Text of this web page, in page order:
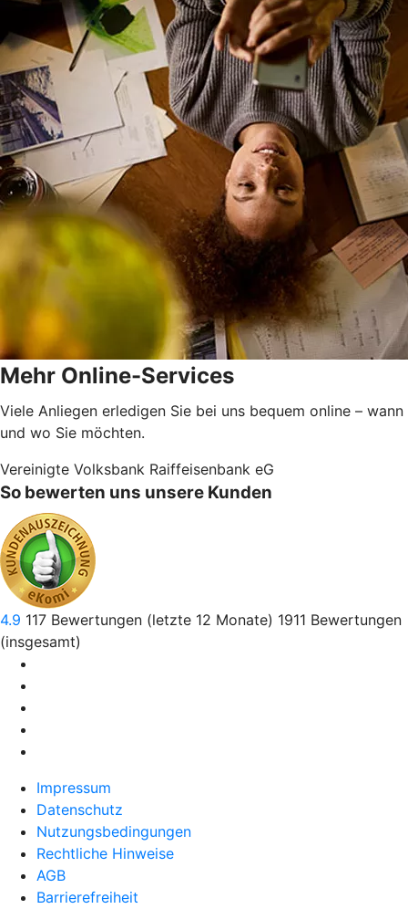
Mehr Online-Services
Viele Anliegen erledigen Sie bei uns bequem online – wann
und wo Sie möchten.
Vereinigte Volksbank Raiffeisenbank eG
So bewerten uns unsere Kunden
4.9 117 Bewertungen (letzte 12 Monate) 1911 Bewertungen
(insgesamt)
Impressum
Datenschutz
Nutzungsbedingungen
Rechtliche Hinweise
AGB
Barrierefreiheit